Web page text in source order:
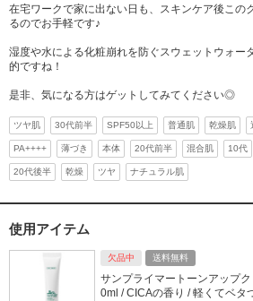
在宅ワークで家に出ない日も、スキンケア後この
るのでお手軽です♪
湿度や水による化粧崩れを防ぐスウェットウォー
的ですね！
是非、気になる方はゲットしてみてください◎
ツヤ肌 30代前半 SPF50以上 普通肌 乾燥肌
PA++++ 薄づき 本体 20代前半 混合肌 10代
20代後半 乾燥 ツヤ ナチュラル肌
使用アイテム
欠品中 送料無料
サンプライマートーンアップ
0ml / CICAの香り / 軽くてベタ